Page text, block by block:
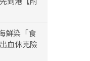
鮮染「食
血休克險